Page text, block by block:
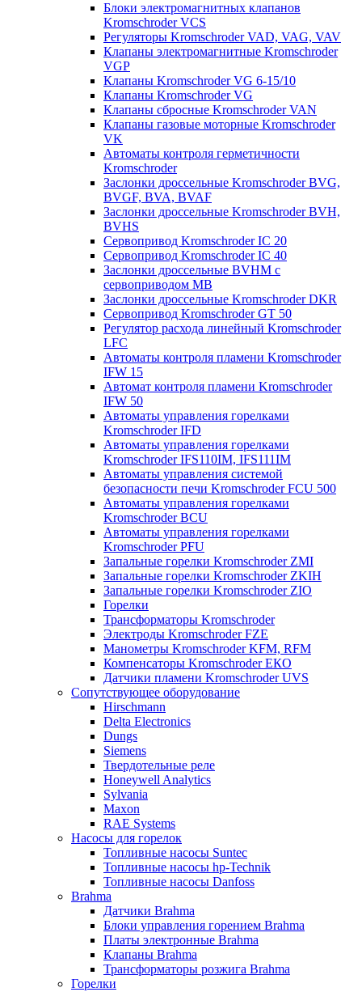
Блоки электромагнитных клапанов
Kromschroder VCS
Регуляторы Kromschroder VAD, VAG, VAV
Клапаны электромагнитные Kromschroder
VGP
Клапаны Kromschroder VG 6-15/10
Клапаны Kromschroder VG
Клапаны сбросные Kromschroder VAN
Клапаны газовые моторные Kromschroder
VK
Автоматы контроля герметичности
Kromschroder
Заслонки дроссельные Kromschroder BVG,
BVGF, BVA, BVAF
Заслонки дроссельные Kromschroder BVH,
BVHS
Сервопривод Kromschroder IC 20
Сервопривод Kromschroder IC 40
Заслонки дроссельные BVHM с
сервоприводом МВ
Заслонки дроссельные Kromschroder DKR
Cервопривод Kromschroder GT 50
Регулятор расхода линейный Kromschroder
LFC
Автоматы контроля пламени Kromschroder
IFW 15
Автомат контроля пламени Kromschroder
IFW 50
Автоматы управления горелками
Kromschroder IFD
Автоматы управления горелками
Kromschroder IFS110IM, IFS111IM
Автоматы управления системой
безопасности печи Kromschroder FCU 500
Автоматы управления горелками
Kromschroder BCU
Автоматы управления горелками
Kromschroder PFU
Запальные горелки Kromschroder ZМI
Запальные горелки Kromschroder ZKIH
Запальные горелки Kromschroder ZIO
Горелки
Трансформаторы Kromschroder
Электроды Kromschroder FZE
Манометры Kromschroder KFM, RFM
Компенсаторы Kromschroder ЕКО
Датчики пламени Kromschroder UVS
Сопутствующее оборудование
Hirschmann
Delta Electronics
Dungs
Siemens
Твердотельные реле
Honeywell Analytics
Sylvania
Maxon
RAE Systems
Насосы для горелок
Топливные насосы Suntec
Топливные насосы hp-Technik
Топливные насосы Danfoss
Brahma
Датчики Brahma
Блоки управления горением Brahma
Платы электронные Brahma
Клапаны Brahma
Трансформаторы розжига Brahma
Горелки